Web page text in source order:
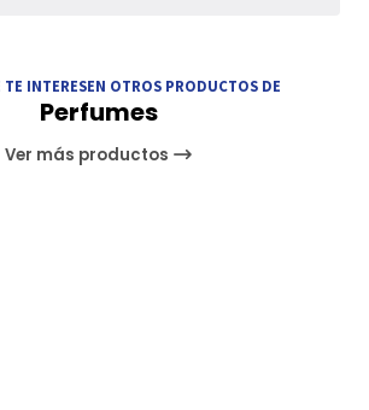
TE INTERESEN OTROS PRODUCTOS DE
Perfumes
Ver más productos